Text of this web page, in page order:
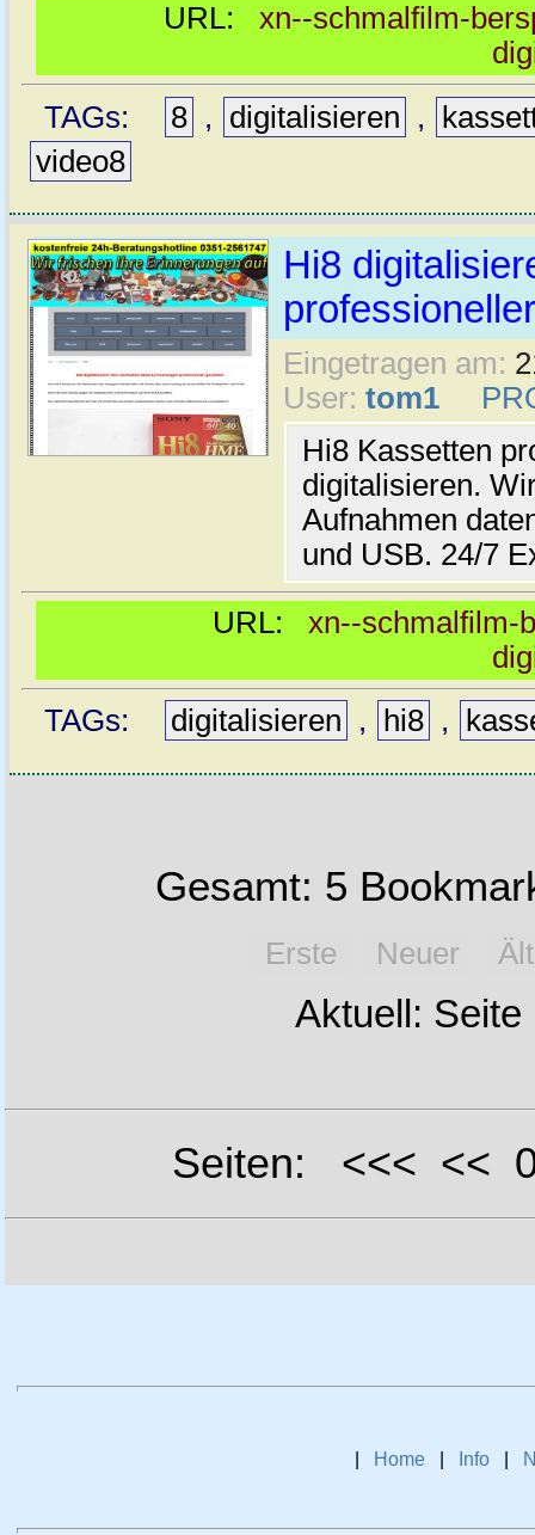
URL: xn--schmalfilm-
TAGs:
8 , digitalisieren ,
video8
Hi8
Eingetragen am:
User: tom1
Hi8 Kassetten
digitalisieren.
Aufnahmen
und USB. 24/7
URL: xn--schmalfilm-
TAGs:
digitalisieren , hi8 ,
Gesamt: 5
Erste Neuer
Aktuell: Seite
Seiten: <<< <<
Home Info